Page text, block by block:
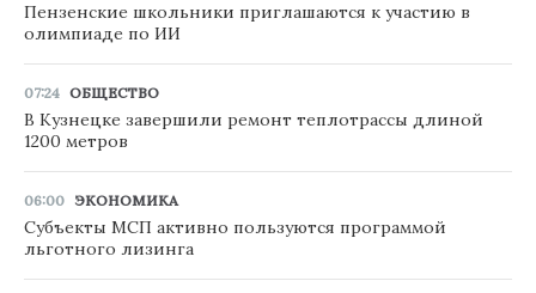
Пензенские школьники приглашаются к участию в
олимпиаде по ИИ
07:24 ОБЩЕСТВО
В Кузнецке завершили ремонт теплотрассы длиной
1200 метров
06:00 ЭКОНОМИКА
Субъекты МСП активно пользуются программой
льготного лизинга